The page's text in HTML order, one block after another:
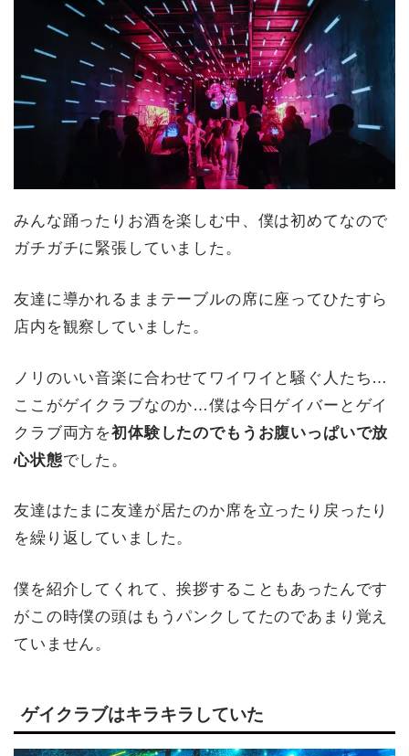
みんな踊ったりお酒を楽しむ中、僕は初めてなので
ガチガチに緊張していました。
友達に導かれるままテーブルの席に座ってひたすら
店内を観察していました。
ノリのいい音楽に合わせてワイワイと騒ぐ人たち…
ここがゲイクラブなのか…僕は今日ゲイバーとゲイ
クラブ両方を初体験したのでもうお腹いっぱいで放
心状態でした。
友達はたまに友達が居たのか席を立ったり戻ったり
を繰り返していました。
僕を紹介してくれて、挨拶することもあったんです
がこの時僕の頭はもうパンクしてたのであまり覚え
ていません。
ゲイクラブはキラキラしていた